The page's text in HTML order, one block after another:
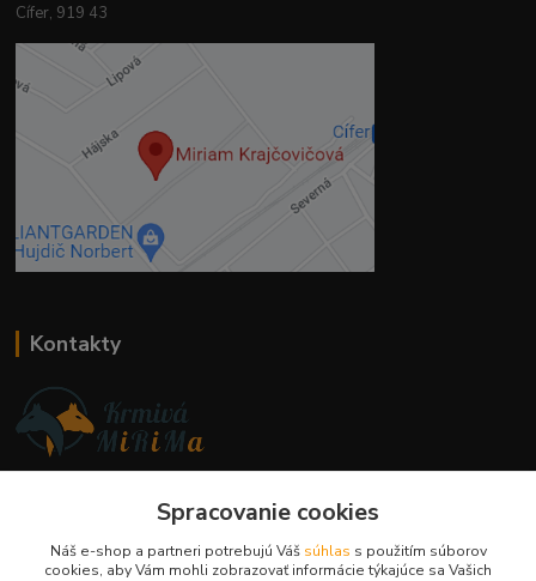
Cífer, 919 43
Kontakty
+421 944 394 715Spracovanie cookies
Náš e-shop a partneri potrebujú Váš súhlas s použitím súborov
cookies, aby Vám mohli zobrazovať informácie týkajúce sa Vašich